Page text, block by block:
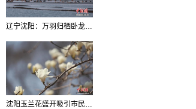
辽宁沈阳：万羽归栖卧龙湖看群鸟齐飞
沈阳玉兰花盛开吸引市民打卡